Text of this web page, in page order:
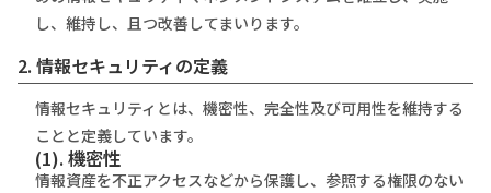
し、維持し、且つ改善してまいります。
2. 情報セキュリティの定義
情報セキュリティとは、機密性、完全性及び可用性を維持する
ことと定義しています。
(1). 機密性
情報資産を不正アクセスなどから保護し、参照する権限のない